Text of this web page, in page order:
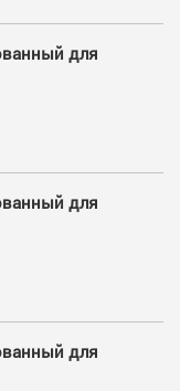
для
для
для